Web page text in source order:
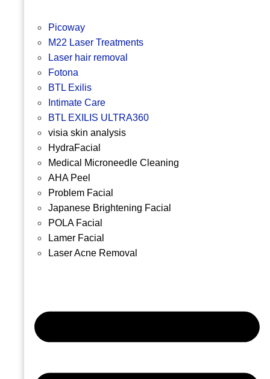
Picoway
M22 Laser Treatments
Laser hair removal
Fotona
BTL Exilis
Intimate Care
BTL EXILIS ULTRA360
visia skin analysis
HydraFacial
Medical Microneedle Cleaning
AHA Peel
Problem Facial
Japanese Brightening Facial
POLA Facial
Lamer Facial
Laser Acne Removal